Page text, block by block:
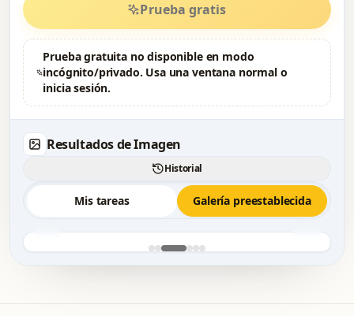
Prueba gratis
Prueba gratuita no disponible en modo
incógnito/privado. Usa una ventana normal o
inicia sesión.
Resultados de Imagen
Historial
Mis tareas Galería preestablecida